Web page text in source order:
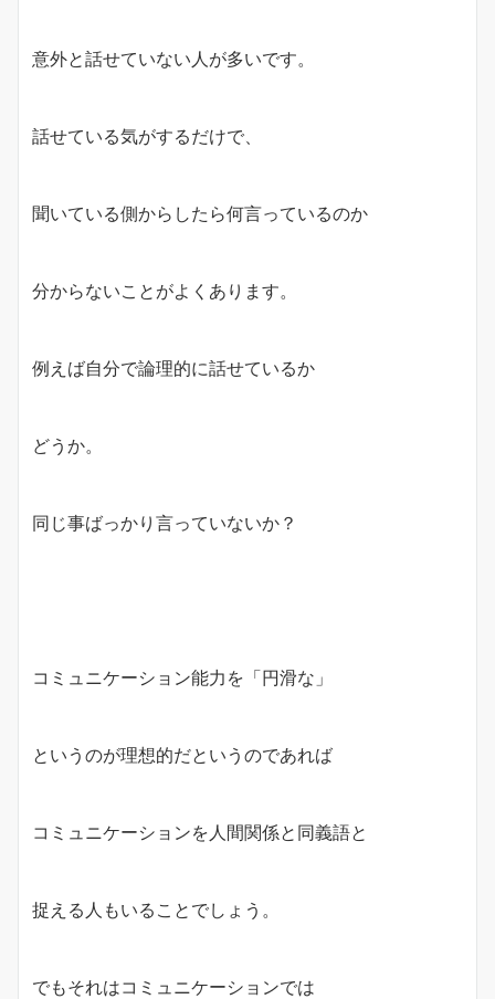
意外と話せていない人が多いです。
話せている気がするだけで、
聞いている側からしたら何言っているのか
分からないことがよくあります。
例えば自分で論理的に話せているか
どうか。
同じ事ばっかり言っていないか？
コミュニケーション能力を「円滑な」
というのが理想的だというのであれば
コミュニケーションを人間関係と同義語と
捉える人もいることでしょう。
でもそれはコミュニケーションでは